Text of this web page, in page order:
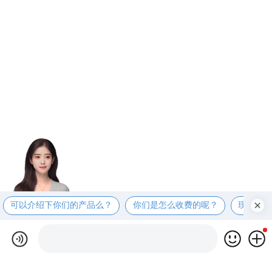
可以介绍下你们的产品么？ 你们是怎么收费的呢？ 现在有